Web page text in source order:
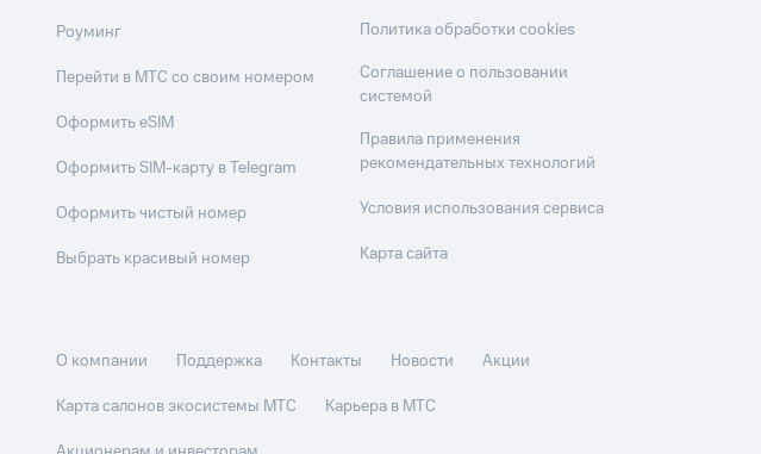
Роуминг
Перейти в МТС со своим номером
Оформить eSIM
Оформить SIM-карту в Telegram
Оформить чистый номер
Выбрать красивый номер
Политика обработки cookies
Соглашение о пользовании
системой
Правила применения
рекомендательных технологий
Условия использования сервиса
Карта сайта
О компании Поддержка Контакты Новости
Акции
Карта салонов экосистемы МТС
Карьера в МТС